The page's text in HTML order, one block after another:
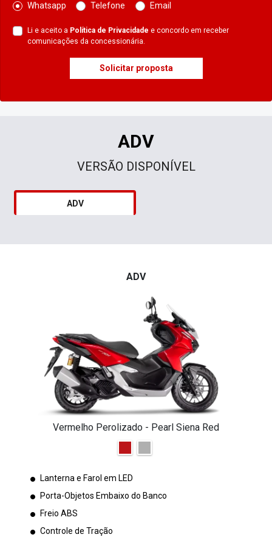
Whatsapp
Telefone Email
Li e aceito a Política de Privacidade e concordo em receber
comunicações da concessionária.
Solicitar proposta
ADV
VERSÃO DISPONÍVEL
ADV
ADV
Vermelho Perolizado - Pearl Siena Red
Lanterna e Farol em LED
Porta-Objetos Embaixo do Banco
Freio ABS
Controle de Tração